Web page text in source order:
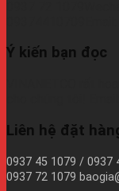
Ý kiến bạn đọc
Liên hệ đặt
0937 45 1079 / 0937
0937 72 1079